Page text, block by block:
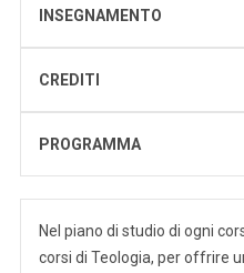
INSEGNAMENTO
CREDITI
PROGRAMMA
Nel piano di studio di ogni
corsi di Teologia, per offrire